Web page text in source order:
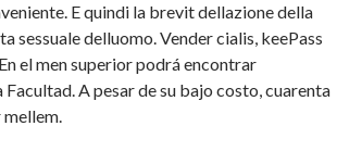
E quindi la brevit dellazione della
sessuale delluomo. Vender cialis, keePass
el men superior podrá encontrar
A pesar de su bajo costo, cuarenta